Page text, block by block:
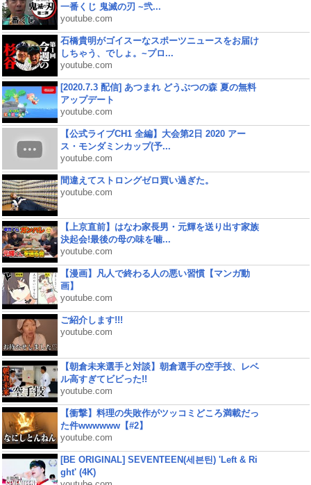
一番くじ 鬼滅の刃 ~弐...
youtube.com
石橋貴明がゴイスーなスポーツニュースをお届け
しちゃう、でしょ。~プロ...
youtube.com
[2020.7.3 配信] あつまれ どうぶつの森 夏の無料
アップデート
youtube.com
【公式ライブCH1 全編】大会第2日 2020 アー
ス・モンダミンカップ(予...
youtube.com
間違えてストロングゼロ買い過ぎた。
youtube.com
【上京直前】はなわ家長男・元輝を送り出す家族
決起会!最後の母の味を噛...
youtube.com
【漫画】凡人で終わる人の悪い習慣【マンガ動
画】
youtube.com
ご紹介します!!!
youtube.com
【朝倉未来選手と対談】朝倉選手の空手技、レベ
ル高すぎてビビった!!
youtube.com
【衝撃】料理の失敗作がツッコミどころ満載だっ
た件wwwwww【#2】
youtube.com
[BE ORIGINAL] SEVENTEEN(세븐틴) 'Left & Ri
ght' (4K)